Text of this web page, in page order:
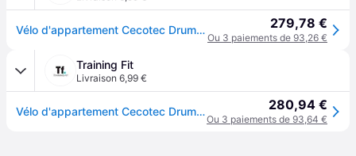
Vélo d'appartement Cecotec Drumfit Indoor 10000 Race - Noir 279,78 €
Ou 3 paiements de 93,26 €
Training Fit
Livraison 6,99 €
Vélo d'appartement Cecotec Drumfit Indoor 10000 Race - Noir 280,94 €
Ou 3 paiements de 93,64 €